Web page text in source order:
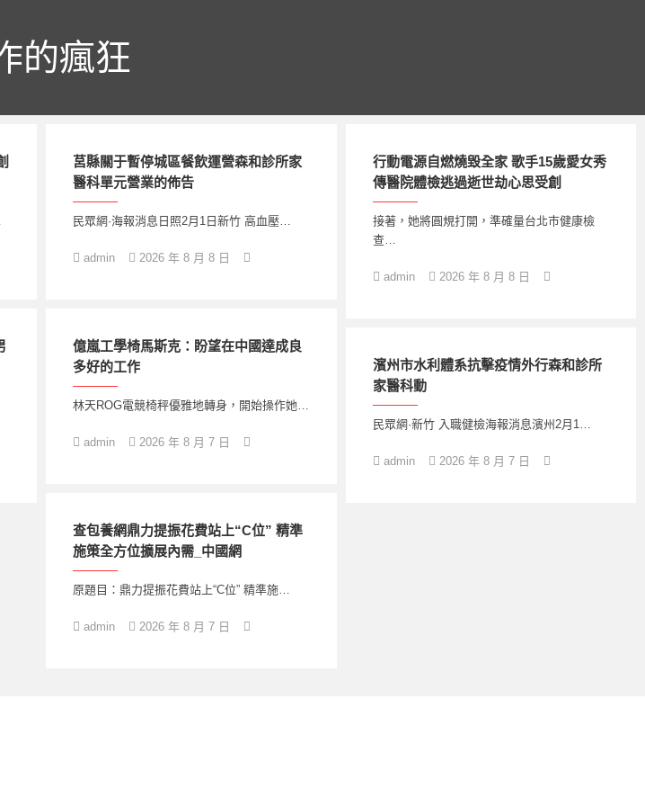
的瘋狂
莒縣關于暫停城區餐飲運營森和診所家
醫科單元營業的佈告
民眾網·海報消息日照2月1日新竹 高血壓…
admin 2026 年 8 月 8 日
行動電源自燃燒毀全家 歌手15歲愛女秀
傳醫院體檢逃過逝世劫心思受創
接著，她將圓規打開，準確量台北巿健康檢
查…
admin 2026 年 8 月 8 日
億嵐工學椅馬斯克：盼望在中國達成良
多好的工作
林天ROG電競椅秤優雅地轉身，開始操作她…
admin 2026 年 8 月 7 日
濱州市水利體系抗擊疫情外行森和診所
家醫科動
民眾網·新竹 入職健檢海報消息濱州2月1…
admin 2026 年 8 月 7 日
查包養網鼎力提振花費站上“C位” 精準
施策全方位擴展內需_中國網
原題目：鼎力提振花費站上“C位” 精準施…
admin 2026 年 8 月 7 日